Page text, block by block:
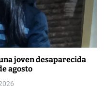
joven desaparecida
agosto